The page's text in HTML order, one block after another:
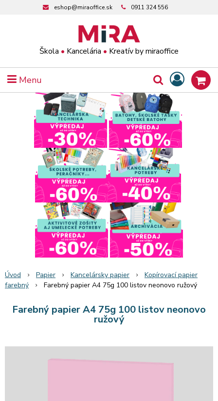
Škola • Kancelária • Kreatív by miraoffice
eshop@miraoffice.sk 0911 324 556
Menu
Úvod Papier Kancelársky papier
Kopírovací papier
farebný
Farebný papier A4 75g 100 listov neonovo ružový
Farebný papier A4 75g 100 listov neonovo
ružový